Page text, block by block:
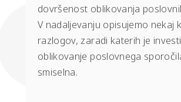
dovršenost oblikovanja
V nadaljevanju opisujemo nekaj
razlogov, zaradi katerih je
oblikovanje poslovnega
smiselna.